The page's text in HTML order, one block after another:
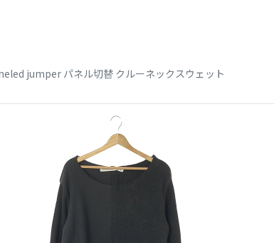
jumper パネル切替 クルーネックスウェット